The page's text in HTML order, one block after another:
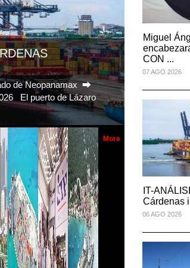
(ATTRAPI) abrió una
suministro, instala...
More
Miguel Ángel Bres
encabezará seguridad en
CON ...
07 AGO 2026
IT-ANÁLISIS: Puerto Lázaro
Cárdenas incorpora ...
06 AGO 2026
Miguel
CON ...
07 AGO 2026
IT-
Cárdenas
06 AGO 2026
México y Vía
...
espacio en el
...
México refuerza
SSA
06 JUL
READ MORE
CICE
02 JUL
READ MORE
SSA
briga ...
29 JUN
READ MORE